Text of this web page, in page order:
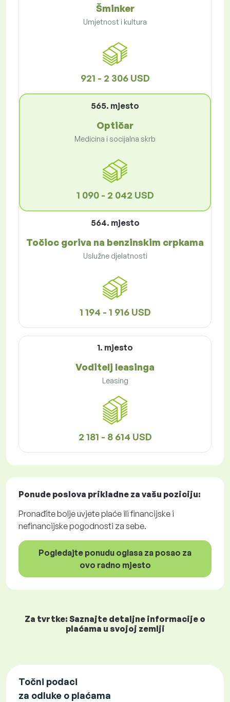
Šminker
Umjetnost i kultura
921 - 2 306 USD
565. mjesto
Optičar
Medicina i socijalna skrb
1 090 - 2 042 USD
564. mjesto
Točioc goriva na benzinskim crpkama
Uslužne djelatnosti
1 194 - 1 916 USD
1. mjesto
Voditelj leasinga
Leasing
2 181 - 8 614 USD
Ponude poslova prikladne za vašu poziciju:
Pronađite bolje uvjete plaće ili financijske i
nefinancijske pogodnosti za sebe.
Pogledajte ponudu oglasa za posao za
ovo radno mjesto
Za tvrtke: Saznajte detaljne informacije o
plaćama u svojoj zemlji
Točni podaci
za odluke o plaćama